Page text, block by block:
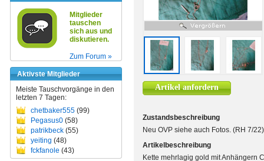
Mitglieder
tauschen
sich aus und
diskutieren.
Zum Forum »
Aktivste Mitglieder
Meiste Tauschvorgänge in den
letzten 7 Tagen:
chetbaker555 (99)
Pegasus0 (58)
patrikbeck (55)
yeiting (48)
fckfanole (43)
Artikel anfordern
Zustandsbeschreibung
Neu OVP siehe auch Fotos. (RH 7/22)
Artikelbeschreibung
Kette mehrlagig gold mit Anhängern